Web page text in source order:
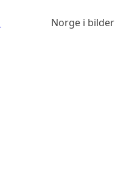
Norge i bilder